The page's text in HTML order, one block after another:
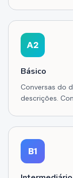
A2
Básico
Conversas do
descrições.
B1